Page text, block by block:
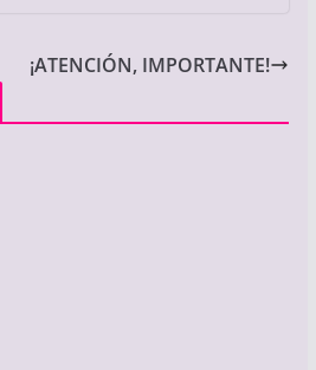
¡ATENCIÓN, IMPORTANTE!